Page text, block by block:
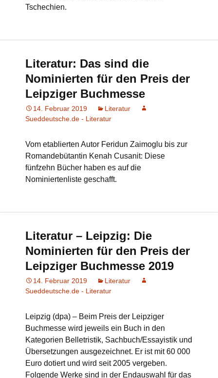
Tschechien.
Literatur: Das sind die
Nominierten für den Preis der
Leipziger Buchmesse
14. Februar 2019
Literatur
Sueddeutsche.de - Literatur
Vom etablierten Autor Feridun Zaimoglu bis zur
Romandebütantin Kenah Cusanit: Diese
fünfzehn Bücher haben es auf die
Nominiertenliste geschafft.
Literatur – Leipzig: Die
Nominierten für den Preis der
Leipziger Buchmesse 2019
14. Februar 2019
Literatur
Sueddeutsche.de - Literatur
Leipzig (dpa) – Beim Preis der Leipziger
Buchmesse wird jeweils ein Buch in den
Kategorien Belletristik, Sachbuch/Essayistik und
Übersetzungen ausgezeichnet. Er ist mit 60 000
Euro dotiert und wird seit 2005 vergeben.
Folgende Werke sind in der Endauswahl für das